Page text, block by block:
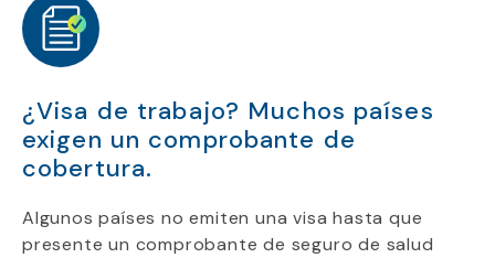
¿Visa de trabajo? Muchos países
exigen un comprobante de
cobertura.
Algunos países no emiten una visa hasta que
presente un comprobante de seguro de salud